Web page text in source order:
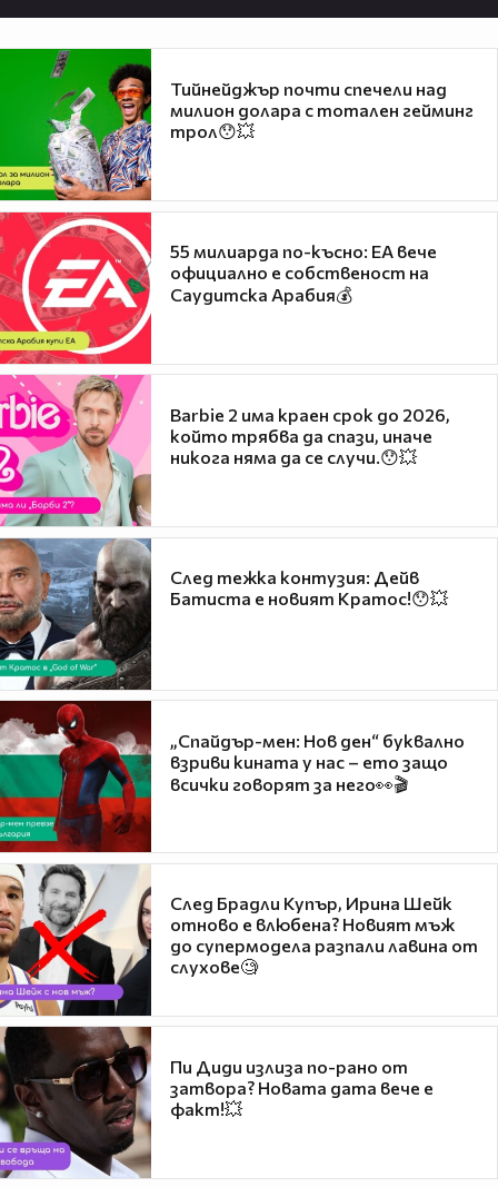
Тийнейджър почти спечели над
милион долара с тотален гейминг
трол😯💥
55 милиарда по-късно: EA вече
официално е собственост на
Саудитска Арабия💰
Barbie 2 има краен срок до 2026,
който трябва да спази, иначе
никога няма да се случи.😯💥
След тежка контузия: Дейв
Батиста е новият Кратос!😯💥
„Спайдър-мен: Нов ден“ буквално
взриви кината у нас – ето защо
всички говорят за него👀🎬
След Брадли Купър, Ирина Шейк
отново е влюбена? Новият мъж
до супермодела разпали лавина от
слухове🧐
Пи Диди излиза по-рано от
затвора? Новата дата вече е
факт!💥